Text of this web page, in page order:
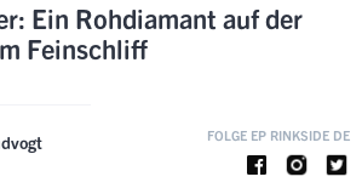
Ein Rohdiamant auf der
Feinschliff
FOLGE EP RINKSIDE DE